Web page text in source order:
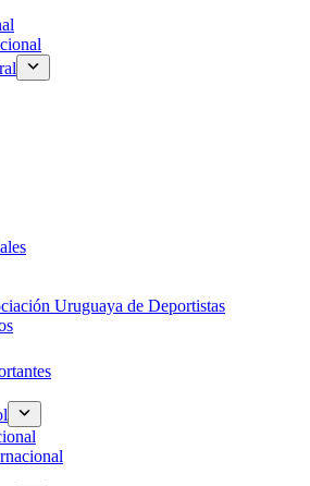
Uruguaya de Deportistas